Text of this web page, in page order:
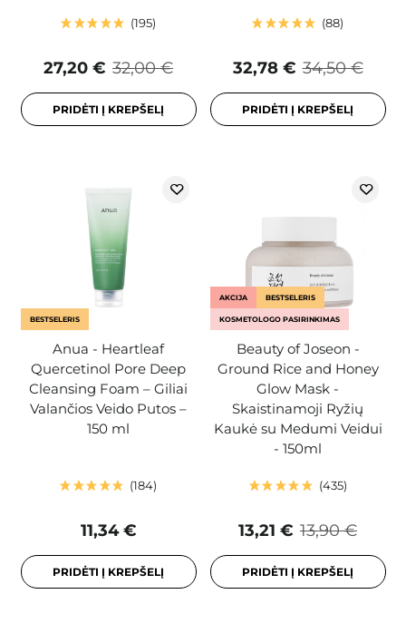
195
32,00 €
27,20 €
PRIDĖTI Į KREPŠELĮ
88
34,50 €
32,78 €
PRIDĖTI Į KREPŠELĮ
BESTSELERIS
Anua - Heartleaf
Quercetinol Pore Deep
Cleansing Foam – Giliai
Valančios Veido Putos –
150 ml
184
11,34 €
PRIDĖTI Į KREPŠELĮ
AKCIJA BESTSELERIS
KOSMETOLOGO PASIRINKIMAS
Beauty of Joseon -
Ground Rice and Honey
Glow Mask -
Skaistinamoji Ryžių
Kaukė su Medumi Veidui
- 150ml
435
13,90 €
13,21 €
PRIDĖTI Į KREPŠELĮ